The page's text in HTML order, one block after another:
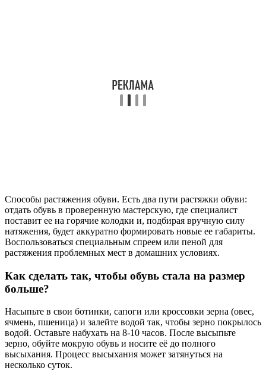
Способы растяжения обуви. Есть два пути растяжки обуви:
отдать обувь в проверенную мастерскую, где специалист
поставит ее на горячие колодки и, подбирая вручную силу
натяжения, будет аккуратно формировать новые ее габариты.
Воспользоваться специальным спреем или пеной для
растяжения проблемных мест в домашних условиях.
Как сделать так, чтобы обувь стала на размер
больше?
Насыпьте в свои ботинки, сапоги или кроссовки зерна (овес,
ячмень, пшеница) и залейте водой так, чтобы зерно покрылось
водой. Оставьте набухать на 8-10 часов. После высыпьте
зерно, обуйте мокрую обувь и носите её до полного
высыхания. Процесс высыхания может затянуться на
несколько суток.